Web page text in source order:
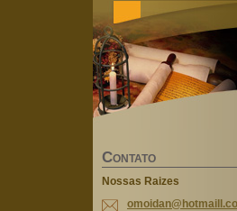
CONTATO
Nossas Raizes
omoidan@ hotmaill